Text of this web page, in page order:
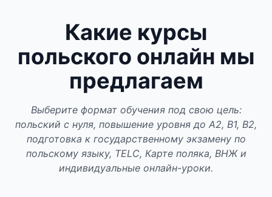
Какие курсы
польского онлайн мы
предлагаем
Выберите формат обучения под свою цель:
польский с нуля, повышение уровня до A2, B1, B2,
подготовка к государственному экзамену по
польскому языку, TELC, Карте поляка, ВНЖ и
индивидуальные онлайн-уроки.